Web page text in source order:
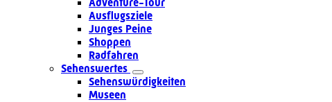
Ausflugsziele
Junges Peine
Shoppen
Radfahren
Sehenswertes
Sehenswürdigkeiten
Museen